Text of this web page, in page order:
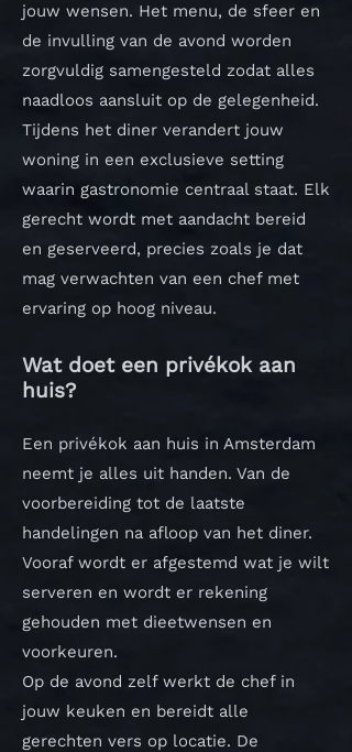
jouw wensen. Het menu, de sfeer en
de invulling van de avond worden
zorgvuldig samengesteld zodat alles
naadloos aansluit op de gelegenheid.
Tijdens het diner verandert jouw
woning in een exclusieve setting
waarin gastronomie centraal staat. Elk
gerecht wordt met aandacht bereid
en geserveerd, precies zoals je dat
mag verwachten van een chef met
ervaring op hoog niveau.
Wat doet een privékok aan
huis?
Een privékok aan huis in Amsterdam
neemt je alles uit handen. Van de
voorbereiding tot de laatste
handelingen na afloop van het diner.
Vooraf wordt er afgestemd wat je wilt
serveren en wordt er rekening
gehouden met dieetwensen en
voorkeuren.
Op de avond zelf werkt de chef in
jouw keuken en bereidt alle
gerechten vers op locatie. De